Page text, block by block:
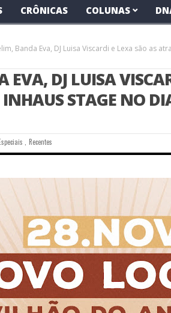
CRÔNICAS COLUNAS
Banda Eva, DJ Luisa Viscardi e Lexa são as
DJ LUISA
STAGE NO
,Recentes